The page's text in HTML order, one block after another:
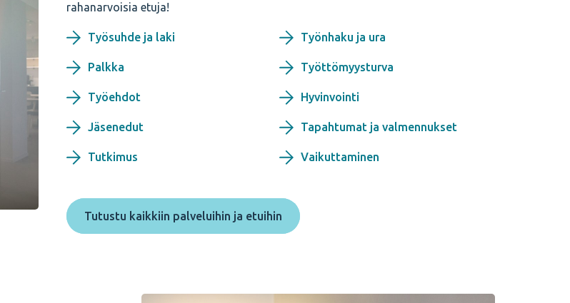
rahanarvoisia etuja!
Työsuhde ja laki Työnhaku ja ura
Palkka Työttömyysturva
Työehdot Hyvinvointi
Jäsenedut Tapahtumat ja valmennukset
Tutkimus Vaikuttaminen
Tutustu kaikkiin palveluihin ja etuihin